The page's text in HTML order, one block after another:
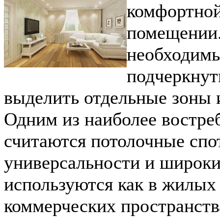
выделить отдельные зоны
Одним из наиболее
считаются потолочные
универсальности и
используются как в
коммерческих